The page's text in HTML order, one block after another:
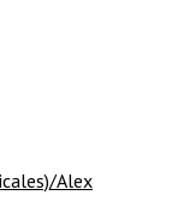
Alex